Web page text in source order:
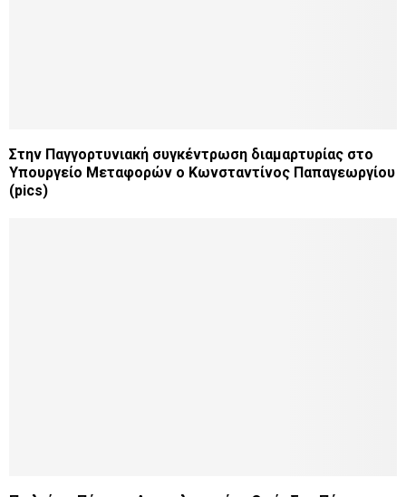
Στην Παγγορτυνιακή συγκέντρωση διαμαρτυρίας στο
Υπουργείο Μεταφορών ο Κωνσταντίνος Παπαγεωργίου
(pics)